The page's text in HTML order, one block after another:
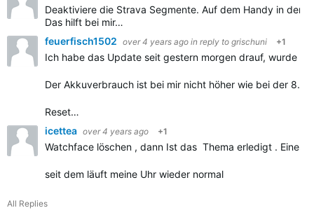
Deaktiviere die Strava Segmente. Auf dem Handy in der
Das hilft bei mir…
feuerfisch1502 over 4 years ago in reply to grischuni +1
Ich habe das Update seit gestern morgen drauf, wurde
Der Akkuverbrauch ist bei mir nicht höher wie bei der
Reset…
icettea over 4 years ago +1
Watchface löschen , dann Ist das Thema erledigt . Eines
seit dem läuft meine Uhr wieder normal
All Replies